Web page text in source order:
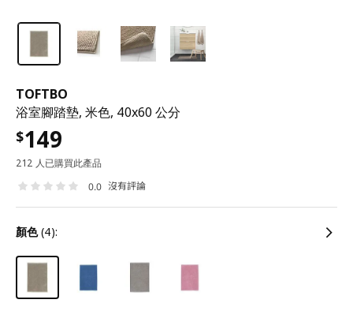
TOFTBO
浴室腳踏墊, 米色, 40x60 公分
$149
212 人已購買此產品
0.0 沒有評論
顏色(4):